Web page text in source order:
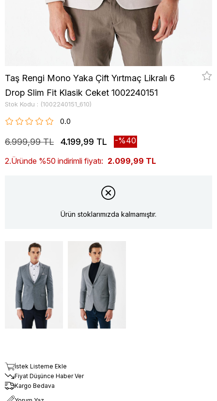
Taş Rengi Mono Yaka Çift Yırtmaç Likralı 6
Drop Slim Fit Klasik Ceket 1002240151
Stok Kodu (1002240151_610)
0.0
6.999,99 TL 4.199,99 TL 40
2.Üründe %50 indirimli fiyatı: 2.099,99 TL
Ürün stoklarımızda kalmamıştır.
İstek Listeme Ekle
Fiyat Düşünce Haber Ver
Kargo Bedava